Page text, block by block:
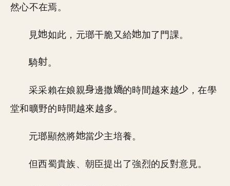
然心不在焉。
見 如此，元瑯干脆又給 加了門課。
騎 。
采采賴在娘親 邊撒 的時間越來越
，在學
堂和曠野的時間越來越多。
元瑯顯然將 當 主培養。
但西蜀貴族、朝臣提出了強烈的反對意見。